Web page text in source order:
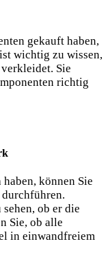
gekauft haben,
wichtig zu wissen,
Sie
richtig
können Sie
ob er die
Sie, ob alle
in einwandfreiem